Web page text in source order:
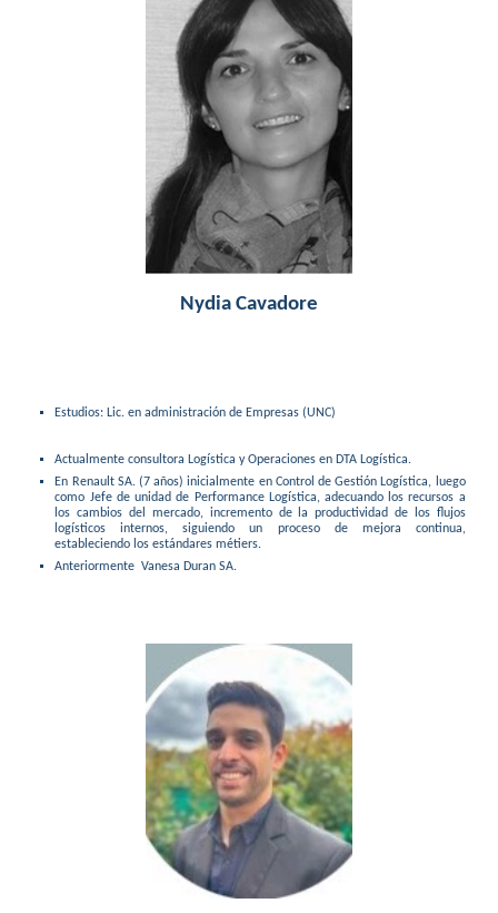
Nydia Cavadore
Estudios: Lic. en administración de Empresas (UNC)
Actualmente consultora Logística y Operaciones en DTA Logística.
En Renault SA. (7 años) inicialmente en Control de Gestión Logística, luego
como Jefe de unidad de Performance Logística, adecuando los recursos a
los cambios del mercado, incremento de la productividad de los flujos
logísticos internos, siguiendo un proceso de mejora continua,
estableciendo los estándares métiers.
Anteriormente Vanesa Duran SA.